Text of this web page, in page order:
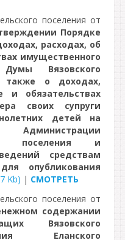
поселения от
Порядке
расходах, об
имущественного
Вязовского
также о доходах,
и обязательствах
своих супруги
детей на
поселения и
средствам
опубликования
Kb) | СМОТРЕТЬ
поселения от
содержании
Вязовского
Еланского